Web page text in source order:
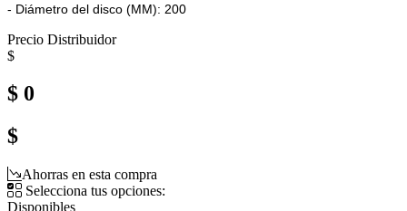
- Diámetro del disco (MM): 200
Precio Distribuidor
$
$ 0
$
Ahorras en esta compra
Selecciona tus opciones:
Disponibles